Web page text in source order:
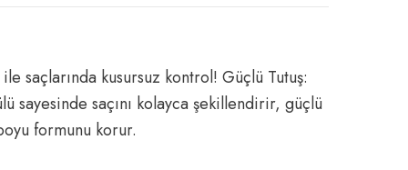
saçlarında kusursuz kontrol! Güçlü Tutuş:
sayesinde saçını kolayca şekillendirir, güçlü
formunu korur.